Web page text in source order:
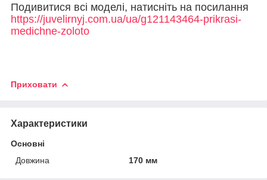
Подивитися всі моделі, натисніть на посилання
https://juvelirnyj.com.ua/ua/g121143464-prikrasi-
medichne-zoloto
Приховати
Характеристики
Основні
Довжина
170 мм